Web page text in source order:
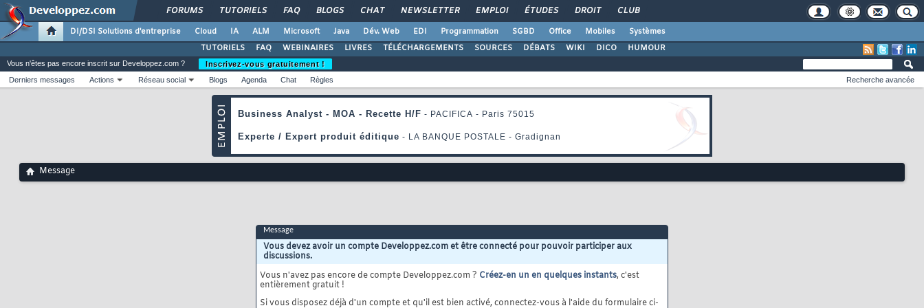
FORUMS TUTORIELS FAQ BLOGS CHAT NEWSLETTER EMPLOI ÉTUDES DROIT CLUB
DI/DSI Solutions d'entreprise Cloud IA ALM Microsoft Java Dév. Web EDI Programmation SGBD Office Mobiles
Systèmes
TUTORIELS
FAQ WEBINAIRES LIVRES TÉLÉCHARGEMENTS SOURCES DÉBATS WIKI DICO HUMOUR
Vous n'êtes pas encore inscrit sur Developpez.com ?
Inscrivez-vous gratuitement !
Derniers messages
Actions Réseau social Blogs Agenda Chat Règles Recherche avancée
Message
Message
Vous devez avoir un compte Developpez.com et être connecté pour pouvoir participer aux
discussions.
Vous n'avez pas encore de compte Developpez.com ? Créez-en un en quelques instants, c'est
entièrement gratuit !
Si vous disposez déjà d'un compte et qu'il est bien activé, connectez-vous à l'aide du formulaire ci-